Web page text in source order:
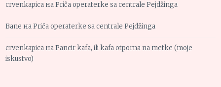
crvenkapica наPriča operaterke sa centrale Pejdžinga
Bane наPriča operaterke sa centrale Pejdžinga
crvenkapica наPancir kafa, ili kafa otporna na metke (moje
iskustvo)